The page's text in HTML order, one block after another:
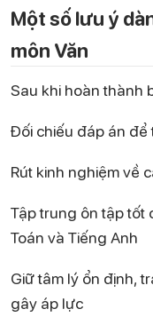
Một số lưu ý
môn Văn
Sau khi hoàn thành
Đối chiếu đáp án
Rút kinh nghiệm về
Tập trung ôn tập tốt
Toán và Tiếng Anh
Giữ tâm lý ổn định,
gây áp lực